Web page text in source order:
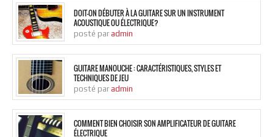
DOIT-ON DÉBUTER À LA GUITARE SUR UN INSTRUMENT
ACOUSTIQUE OU ÉLECTRIQUE?
posté par admin
GUITARE MANOUCHE : CARACTÉRISTIQUES, STYLES ET
TECHNIQUES DE JEU
posté par admin
COMMENT BIEN CHOISIR SON AMPLIFICATEUR DE GUITARE
ÉLECTRIQUE